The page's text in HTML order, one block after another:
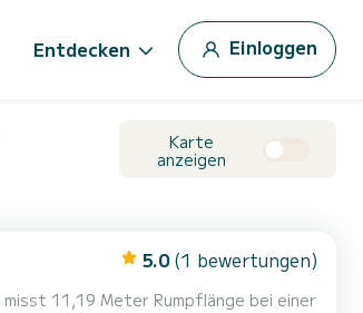
Entdecken Einloggen
Karte
anzeigen
5.0 (1 bewertungen)
11,19 Meter Rumpflänge bei einer